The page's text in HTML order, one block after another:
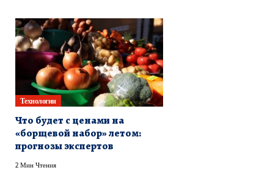
Технологии
Что будет с ценами на
«борщевой набор» летом:
прогнозы экспертов
2 Мин Чтения